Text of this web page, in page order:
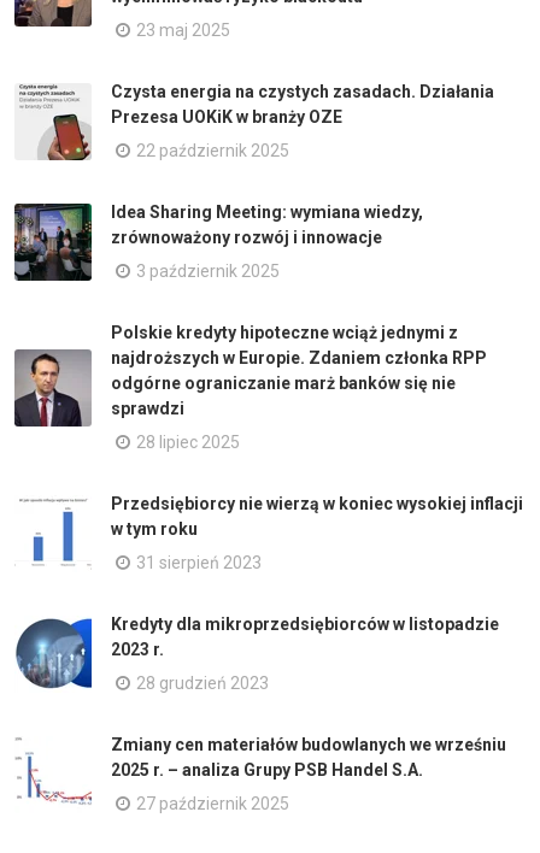
23 maj 2025
Czysta energia na czystych zasadach. Działania
Prezesa UOKiK w branży OZE
22 październik 2025
Idea Sharing Meeting: wymiana wiedzy,
zrównoważony rozwój i innowacje
3 październik 2025
Polskie kredyty hipoteczne wciąż jednymi z
najdroższych w Europie. Zdaniem członka RPP
odgórne ograniczanie marż banków się nie
sprawdzi
28 lipiec 2025
Przedsiębiorcy nie wierzą w koniec wysokiej inflacji
w tym roku
31 sierpień 2023
Kredyty dla mikroprzedsiębiorców w listopadzie
2023 r.
28 grudzień 2023
Zmiany cen materiałów budowlanych we wrześniu
2025 r. – analiza Grupy PSB Handel S.A.
27 październik 2025